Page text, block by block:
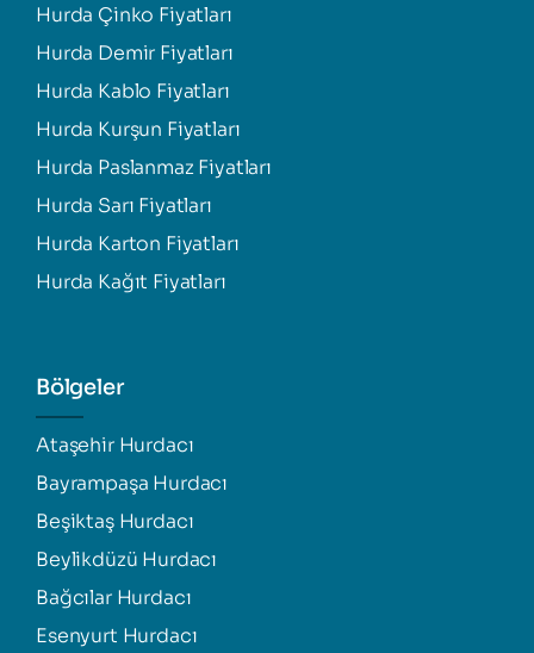
Hurda Çinko Fiyatları
Hurda Demir Fiyatları
Hurda Kablo Fiyatları
Hurda Kurşun Fiyatları
Hurda Paslanmaz Fiyatları
Hurda Sarı Fiyatları
Hurda Karton Fiyatları
Hurda Kağıt Fiyatları
Bölgeler
Ataşehir Hurdacı
Bayrampaşa Hurdacı
Beşiktaş Hurdacı
Beylikdüzü Hurdacı
Bağcılar Hurdacı
Esenyurt Hurdacı